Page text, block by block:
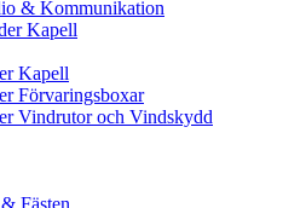
& Kommunikation
Kapell
Kapell
Förvaringsboxar
Vindrutor och Vindskydd
Fästen